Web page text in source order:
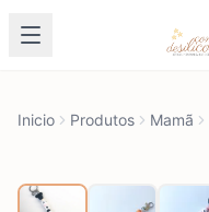
Inicio Produtos Mamã